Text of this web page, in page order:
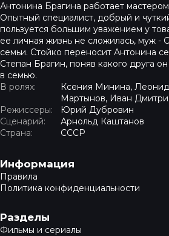
Антонина Брагина работает
Опытный специалист, добрый и
пользуется большим уважением у
ее личная жизнь не сложилась, муж -
семьи. Стойко переносит Антонина
Степан Брагин, поняв какого друга
в семью.
В ролях:
Ксения Минина,
Мартынов, Иван
Режиссеры:
Юрий Дубровин
Сценарий:
Арнольд Каштанов
Страна:
СССР
Навигация в подвале
Информация
Правила
Политика конфиденциальности
Разделы
Фильмы и сериалы